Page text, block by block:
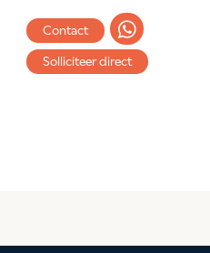
Contact
Solliciteer direct